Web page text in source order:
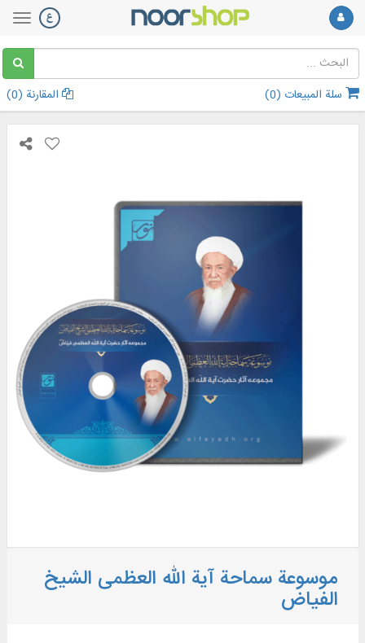
سلة المبيعات (0
) المقارنة (0
)
موسوعة سماحة آية الله العظمی الشيخ
الفياض